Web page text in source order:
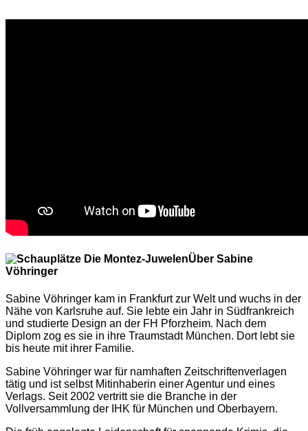
Über Sabine
Vöhringer
Sabine Vöhringer kam in Frankfurt zur Welt und wuchs in der
Nähe von Karlsruhe auf. Sie lebte ein Jahr in Südfrankreich
und studierte Design an der FH Pforzheim. Nach dem
Diplom zog es sie in ihre Traumstadt München. Dort lebt sie
bis heute mit ihrer Familie.
Sabine Vöhringer war für namhaften Zeitschriftenverlagen
tätig und ist selbst Mitinhaberin einer Agentur und eines
Verlags. Seit 2002 vertritt sie die Branche in der
Vollversammlung der IHK für München und Oberbayern.